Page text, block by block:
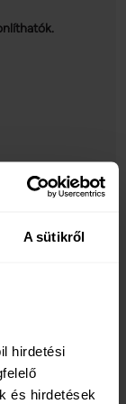
A sütikről
hirdetési
és hirdetések
adott utazás